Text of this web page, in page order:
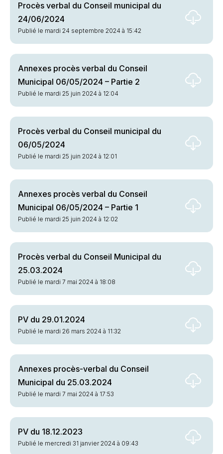
Procès verbal du Conseil municipal du
24/06/2024
Publié le mardi 24 septembre 2024 à 15:42
Annexes procès verbal du Conseil
Municipal 06/05/2024 – Partie 2
Publié le mardi 25 juin 2024 à 12:04
Procès verbal du Conseil municipal du
06/05/2024
Publié le mardi 25 juin 2024 à 12:01
Annexes procès verbal du Conseil
Municipal 06/05/2024 – Partie 1
Publié le mardi 25 juin 2024 à 12:02
Procès verbal du Conseil Municipal du
25.03.2024
Publié le mardi 7 mai 2024 à 18:08
PV du 29.01.2024
Publié le mardi 26 mars 2024 à 11:32
Annexes procès-verbal du Conseil
Municipal du 25.03.2024
Publié le mardi 7 mai 2024 à 17:53
PV du 18.12.2023
Publié le mercredi 31 janvier 2024 à 09:43